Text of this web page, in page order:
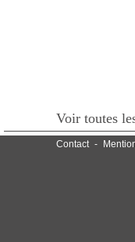
Voir toutes
Contact -